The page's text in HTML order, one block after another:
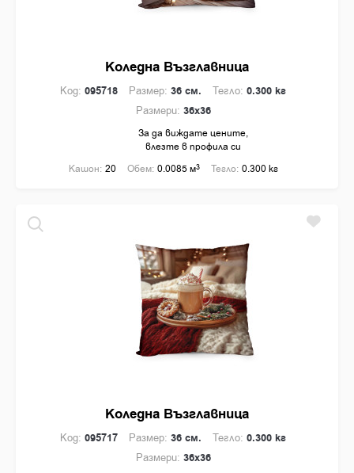
Коледна Възглавница
Код: 095718 Размер: 36 см. Тегло: 0.300 кг
Размери: 36x36
За да виждате цените,
влезте в профила си
Кашон: 20 Обем: 0.0085 м3 Тегло: 0.300 кг
Коледна Възглавница
Код: 095717 Размер: 36 см. Тегло: 0.300 кг
Размери: 36x36